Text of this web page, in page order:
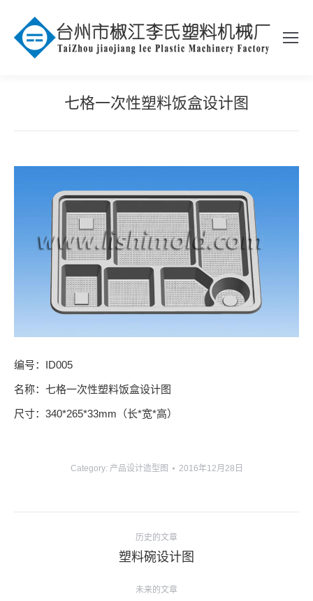
七格一次性塑料饭盒设计图
编号：ID005
名称：七格一次性塑料饭盒设计图
尺寸：340*265*33mm（长*宽*高）
Category: 产品设计造型图 2016年12月28日
历史的文章
上
个
塑料碗设计图
未来的文章